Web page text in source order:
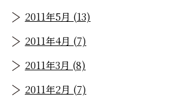
2011年5月 (13)
2011年4月 (7)
2011年3月 (8)
2011年2月 (7)